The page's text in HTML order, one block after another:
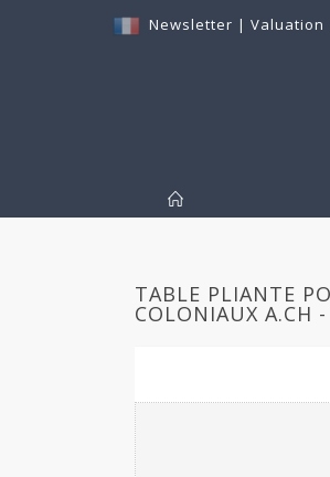
Newsletter | Valuation
TABLE PLIANTE
COLONIAUX A.CH